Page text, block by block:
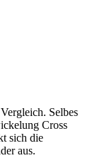
Selbes
Cross
sich die
aus.